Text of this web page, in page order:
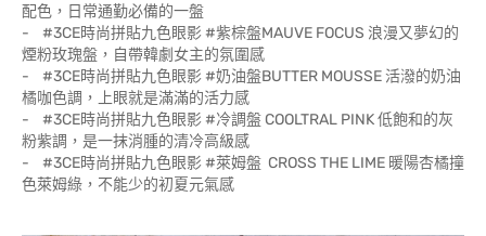
配色，日常通勤必備的一盤
- #3CE時尚拼貼九色眼影 #紫棕盤MAUVE FOCUS 浪漫又夢幻的
煙粉玫瑰盤，自帶韓劇女主的氛圍感
- #3CE時尚拼貼九色眼影 #奶油盤BUTTER MOUSSE 活潑的奶油
橘咖色調，上眼就是滿滿的活力感
- #3CE時尚拼貼九色眼影 #冷調盤 COOLTRAL PINK 低飽和的灰
粉紫調，是一抹消腫的清冷高級感
- #3CE時尚拼貼九色眼影 #萊姆盤 CROSS THE LIME 暖陽杏橘撞
色萊姆綠，不能少的初夏元氣感